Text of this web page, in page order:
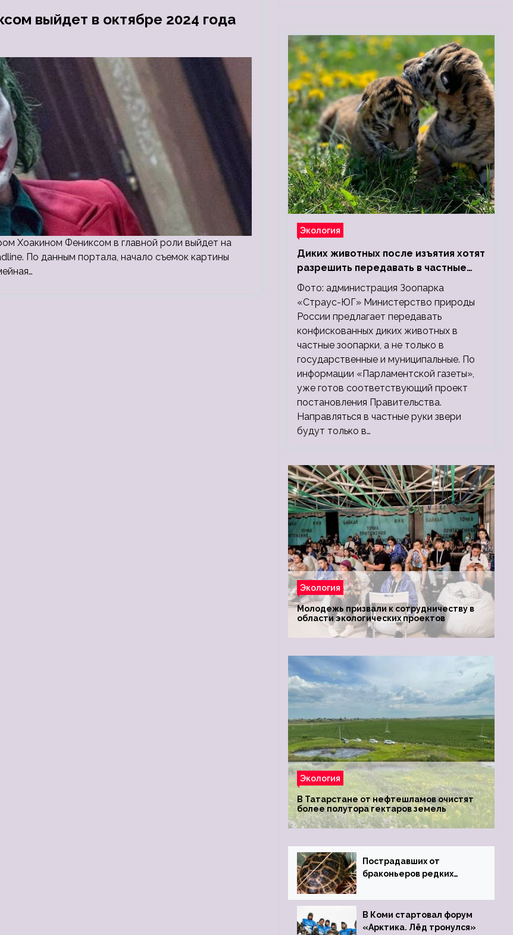
выйдет в октябре 2024 года
Хоакином Фениксом в главной роли выйдет на
По данным портала, начало съемок картины
Экология
Диких животных после изъятия хотят
разрешить передавать в частные
зоопарки
Фото: администрация Зоопарка
«Страус-ЮГ» Министерство природы
России предлагает передавать
конфискованных диких животных в
частные зоопарки, а не только в
государственные и муниципальные. По
информации «Парламентской газеты»,
уже готов соответствующий проект
постановления Правительства.
Направляться в частные руки звери
будут только в…
Экология
Молодежь призвали к сотрудничеству в
области экологических проектов
Экология
В Татарстане от нефтешламов очистят
более полутора гектаров земель
Пострадавших от
браконьеров редких
Ростовский зоопарк
В Коми стартовал форум
«Арктика. Лёд тронулся»